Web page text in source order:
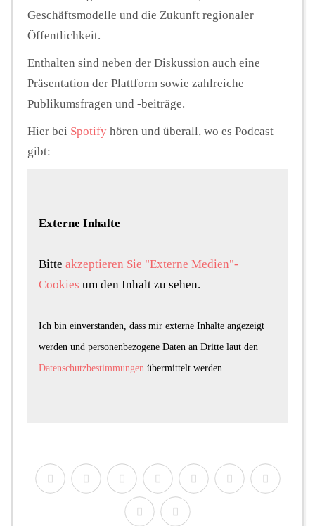
Geschäftsmodelle und die Zukunft regionaler
Öffentlichkeit.
Enthalten sind neben der Diskussion auch eine
Präsentation der Plattform sowie zahlreiche
Publikumsfragen und -beiträge.
Hier bei Spotify hören und überall, wo es Podcast
gibt:
Externe Inhalte
Bitte akzeptieren Sie "Externe Medien"-
Cookies um den Inhalt zu sehen.
Ich bin einverstanden, dass mir externe Inhalte angezeigt
werden und personenbezogene Daten an Dritte laut den
Datenschutzbestimmungen übermittelt werden.